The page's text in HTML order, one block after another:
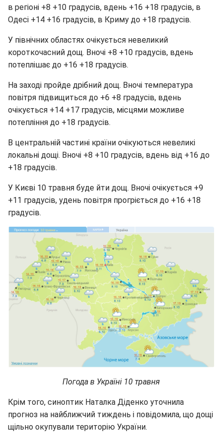
в регіоні +8 +10 градусів, вдень +16 +18 градусів, в
Одесі +14 +16 градусів, в Криму до +18 градусів.
У північних областях очікується невеликий
короткочасний дощ. Вночі +8 +10 градусів, вдень
потеплішає до +16 +18 градусів.
На заході пройде дрібний дощ. Вночі температура
повітря підвищиться до +6 +8 градусів, вдень
очікується +14 +17 градусів, місцями можливе
потепління до +18 градусів.
В центральній частині країни очікуються невеликі
локальні дощі. Вночі +8 +10 градусів, вдень від +16 до
+18 градусів.
У Києві 10 травня буде йти дощ. Вночі очікується +9
+11 градусів, удень повітря прогріється до +16 +18
градусів.
Погода в Україні 10 травня
Крім того, синоптик Наталка Діденко уточнила
прогноз на найближчий тиждень і повідомила, що дощі
щільно окупували територію України.